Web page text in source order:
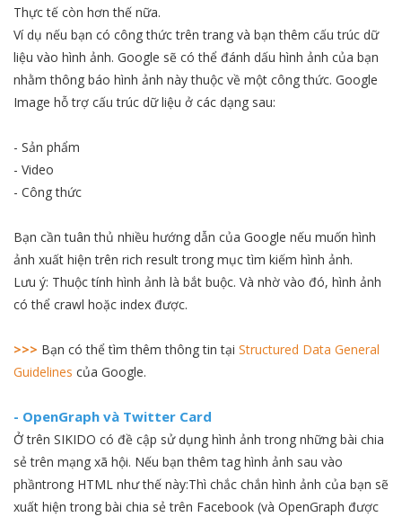
Thực tế còn hơn thế nữa.
Ví dụ nếu bạn có công thức trên trang và bạn thêm cấu trúc dữ
liệu vào hình ảnh. Google sẽ có thể đánh dấu hình ảnh của bạn
nhằm thông báo hình ảnh này thuộc về một công thức. Google
Image hỗ trợ cấu trúc dữ liệu ở các dạng sau:
- Sản phẩm
- Video
- Công thức
Bạn cần tuân thủ nhiều hướng dẫn của Google nếu muốn hình
ảnh xuất hiện trên rich result trong mục tìm kiếm hình ảnh.
Lưu ý: Thuộc tính hình ảnh là bắt buộc. Và nhờ vào đó, hình ảnh
có thể crawl hoặc index được.
>>> Bạn có thể tìm thêm thông tin tại Structured Data General
Guidelines của Google.
- OpenGraph và Twitter Card
Ở trên SIKIDO có đề cập sử dụng hình ảnh trong những bài chia
sẻ trên mạng xã hội. Nếu bạn thêm tag hình ảnh sau vào
phầntrong HTML như thế này:Thì chắc chắn hình ảnh của bạn sẽ
xuất hiện trong bài chia sẻ trên Facebook (và OpenGraph được